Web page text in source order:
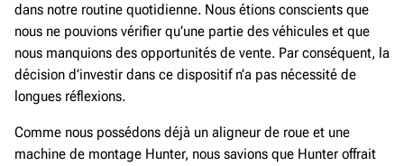
dans notre routine quotidienne. Nous étions conscients que
nous ne pouvions vérifier qu’une partie des véhicules et que
nous manquions des opportunités de vente. Par conséquent, la
décision d’investir dans ce dispositif n’a pas nécessité de
longues réflexions.
Comme nous possédons déjà un aligneur de roue et une
machine de montage Hunter, nous savions que Hunter offrait